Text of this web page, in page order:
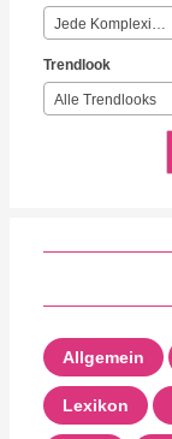
Jede Komplexität
Trendlook
Alle Trendlooks
Allgemein
Lexikon